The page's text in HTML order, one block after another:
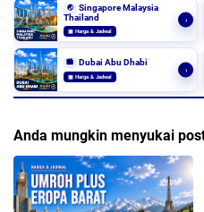
🌏
Singapore Malaysia
Thailand
▣ Harga & Jadwal
›
🏙️ Dubai Abu Dhabi
▣ Harga & Jadwal
›
Anda mungkin menyukai